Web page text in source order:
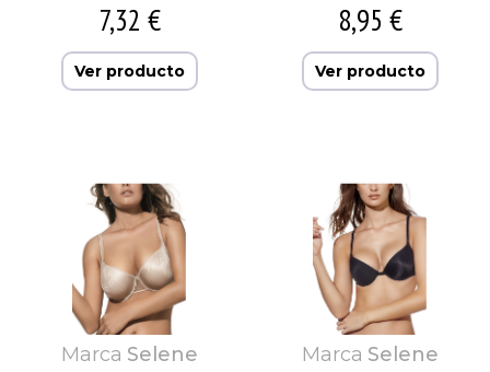
7,32 €
Ver producto
8,95 €
Ver producto
Marca Selene
Marca Selene